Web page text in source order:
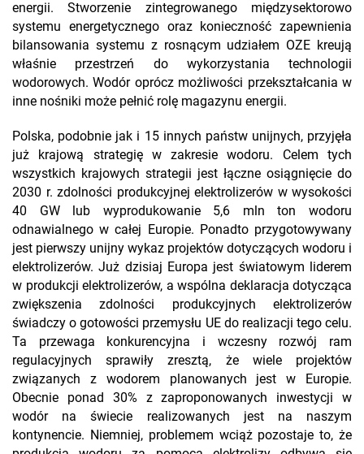
energii. Stworzenie zintegrowanego międzysektorowo
systemu energetycznego oraz konieczność zapewnienia
bilansowania systemu z rosnącym udziałem OZE kreują
właśnie przestrzeń do wykorzystania technologii
wodorowych. Wodór oprócz możliwości przekształcania w
inne nośniki może pełnić rolę magazynu energii.
Polska, podobnie jak i 15 innych państw unijnych, przyjęła
już krajową strategię w zakresie wodoru. Celem tych
wszystkich krajowych strategii jest łączne osiągnięcie do
2030 r. zdolności produkcyjnej elektrolizerów w wysokości
40 GW lub wyprodukowanie 5,6 mln ton wodoru
odnawialnego w całej Europie. Ponadto przygotowywany
jest pierwszy unijny wykaz projektów dotyczących wodoru i
elektrolizerów. Już dzisiaj Europa jest światowym liderem
w produkcji elektrolizerów, a wspólna deklaracja dotycząca
zwiększenia zdolności produkcyjnych elektrolizerów
świadczy o gotowości przemysłu UE do realizacji tego celu.
Ta przewaga konkurencyjna i wczesny rozwój ram
regulacyjnych sprawiły zresztą, że wiele projektów
związanych z wodorem planowanych jest w Europie.
Obecnie ponad 30% z zaproponowanych inwestycji w
wodór na świecie realizowanych jest na naszym
kontynencie. Niemniej, problemem wciąż pozostaje to, że